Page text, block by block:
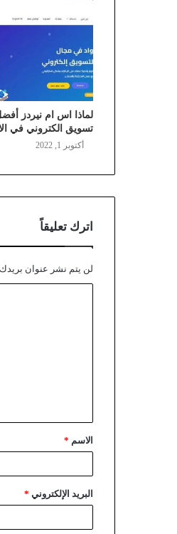
لماذا اس ام نيردز
تسويق الكتروني في
أكتوبر 1, 2022
اترك تعليقاً
لن يتم نشر عنوان بريدك
الاسم *
البريد الإلكتروني *